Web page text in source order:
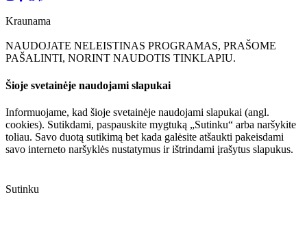
Kraunama
NAUDOJATE NELEISTINAS PROGRAMAS, PRAŠOME
PAŠALINTI, NORINT NAUDOTIS TINKLAPIU.
Šioje svetainėje naudojami slapukai
Informuojame, kad šioje svetainėje naudojami slapukai (angl.
cookies). Sutikdami, paspauskite mygtuką „Sutinku“ arba naršykite
toliau. Savo duotą sutikimą bet kada galėsite atšaukti pakeisdami
savo interneto naršyklės nustatymus ir ištrindami įrašytus slapukus.
Sutinku